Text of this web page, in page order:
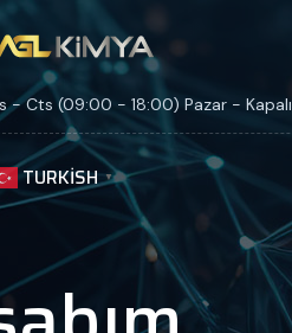
- Cts (09:00 - 18:00) Pazar - Kapalı
TURKISH ▼